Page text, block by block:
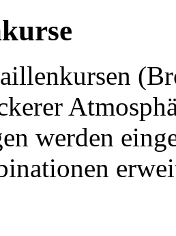
werden